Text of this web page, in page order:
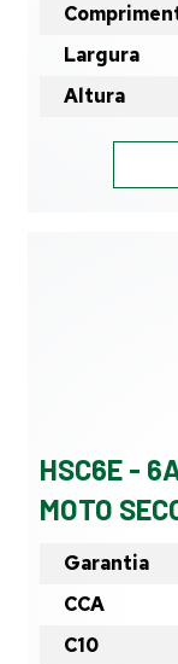
Largura
Altura
HSC6E -
MOTO
Garantia
CCA
C10